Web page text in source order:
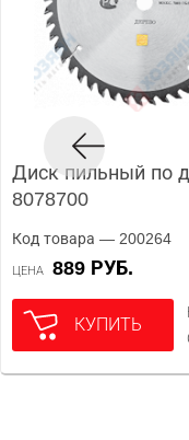
Диск пильный по
8078700
Код товара — 200264
ЦЕНА 889 РУБ.
КУПИТЬ